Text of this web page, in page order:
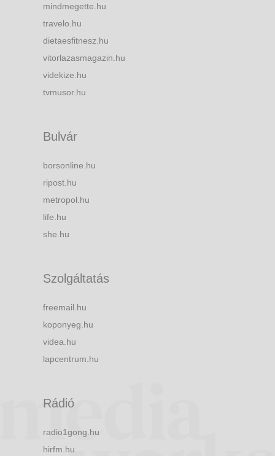
mindmegette.hu
travelo.hu
dietaesfitnesz.hu
vitorlazasmagazin.hu
videkize.hu
tvmusor.hu
Bulvár
borsonline.hu
ripost.hu
metropol.hu
life.hu
she.hu
Szolgáltatás
freemail.hu
koponyeg.hu
videa.hu
lapcentrum.hu
Rádió
radio1gong.hu
hirfm.hu